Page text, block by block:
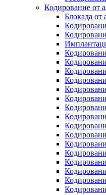
Кодирование от
Блокада от